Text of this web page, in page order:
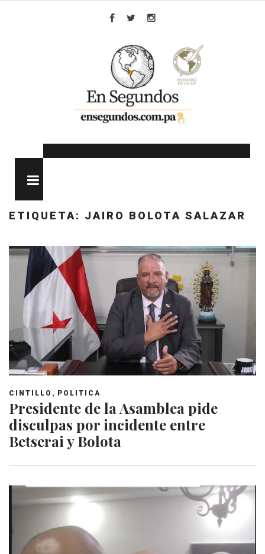
ETIQUETA: JAIRO BOLOTA SALAZAR
CINTILLO , POLITICA
Presidente de la Asamblea pide
disculpas por incidente entre
Betserai y Bolota